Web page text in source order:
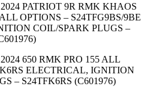
2024 PATRIOT 9R RMK KHAOS
OPTIONS – S24TFG9BS/9BE
COIL/SPARK PLUGS –
650 RMK PRO 155 ALL
ELECTRICAL, IGNITION
– S24TFK6RS (C601976)